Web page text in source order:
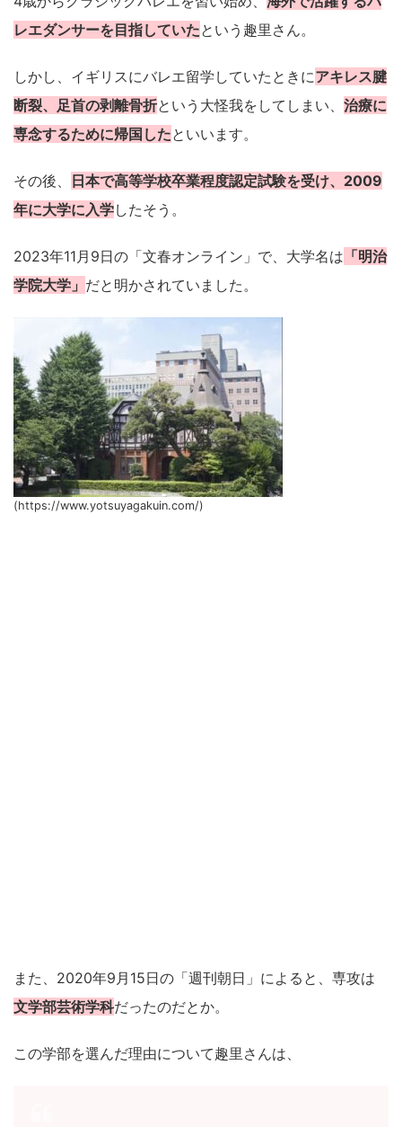
レエダンサーを目指していたという趣里さん。
しかし、イギリスにバレエ留学していたときにアキレス腱
断裂、足首の剥離骨折という大怪我をしてしまい、 治療に
専念するために帰国したといいます。
その後、
日本で高等学校卒業程度認定試験を受け、2009
年に大学に入学したそう。
2023年11月9日の「文春オンライン」で、大学名は 「明治
学院大学」 だと明かされていました。
(https://www.yotsuyagakuin.com/)
また、2020年9月15日の「週刊朝日」によると、専攻は
文学部芸術学科だったのだとか。
この学部を選んだ理由について趣里さんは、